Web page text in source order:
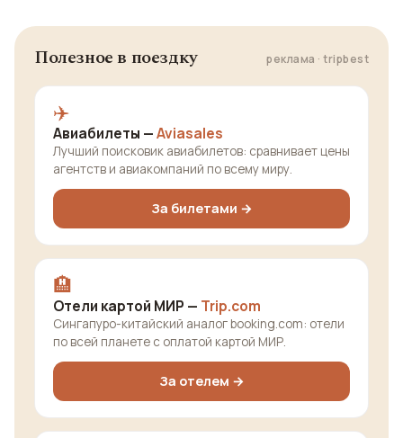
Полезное в поездку реклама · tripbest
✈️
Авиабилеты —Aviasales
Лучший поисковик авиабилетов: сравнивает цены
агентств и авиакомпаний по всему миру.
За билетами →
🏨
Отели картой МИР — Trip.com
Сингапуро-китайский аналог booking.com: отели
по всей планете с оплатой картой МИР.
За отелем →